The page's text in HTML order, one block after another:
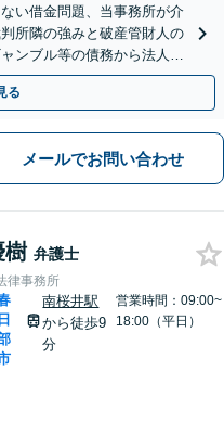
い借金問題、当事務所が介
所隣の強みと破産管財人の
ンブル等の債務から法人破
を伺います。
る
メールでお問い合わせ
樹 弁護士
律事務所
日
南桜井駅
から徒歩9
分
営業時間：09:00~
18:00（平日）